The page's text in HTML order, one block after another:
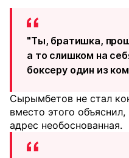
"Ты, братишка,
а то слишком на
боксеру один из
Сырымбетов не стал
вместо этого
адрес необоснованная.